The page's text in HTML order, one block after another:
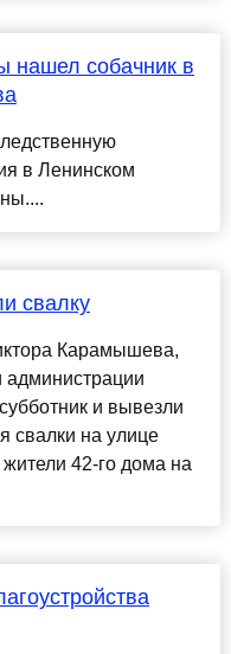
нашел собачник в
в Ленинском
свалку
Карамышева,
администрации
и вывезли
свалки на улице
42-го дома на